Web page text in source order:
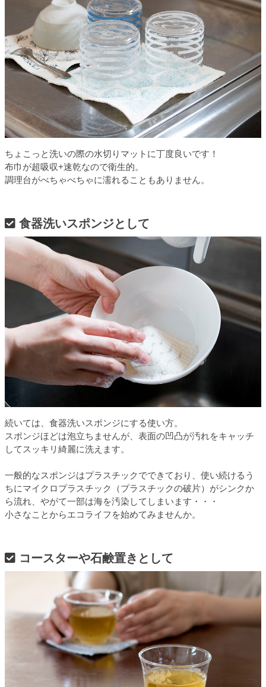
ちょこっと洗いの際の水切りマットに丁度良いです！
布巾が超吸収+速乾なので衛生的。
調理台がべちゃべちゃに濡れることもありません。
食器洗いスポンジとして
続いては、食器洗いスポンジにする使い方。
スポンジほどは泡立ちませんが、表面の凹凸が汚れをキャッチ
してスッキリ綺麗に洗えます。
一般的なスポンジはプラスチックでできており、使い続けるう
ちにマイクロプラスチック（プラスチックの破片）がシンクか
ら流れ、やがて一部は海を汚染してしまいます・・・
小さなことからエコライフを始めてみませんか。
コースターや石鹸置きとして